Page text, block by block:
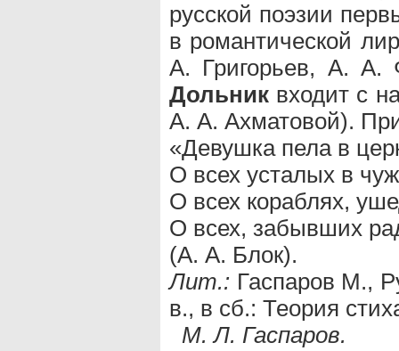
русской поэзии
в романтической
А. Григорьев, А. А.
Дольник входит с
А. А. Ахматовой).
«Девушка пела в
О всех усталых в
О всех кораблях,
О всех, забывших
(А. А. Блок).
Лит.: Гаспаров М.,
в., в сб.: Теория
М. Л. Гаспаров.